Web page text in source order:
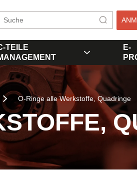
TEILE
E-
O-Ringe alle Werkstoffe, Quadringe